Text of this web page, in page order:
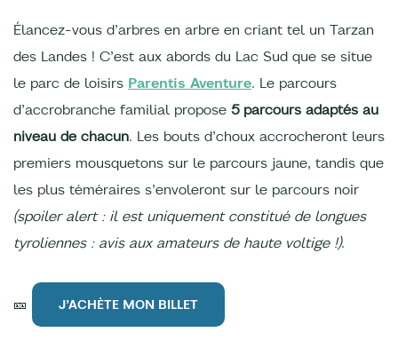
Élancez-vous d’arbres en arbre en criant tel un Tarzan
des Landes ! C’est aux abords du Lac Sud que se situe
le parc de loisirs Parentis Aventure. Le parcours
d’accrobranche familial propose 5 parcours adaptés au
niveau de chacun. Les bouts d’choux accrocheront leurs
premiers mousquetons sur le parcours jaune, tandis que
les plus téméraires s’envoleront sur le parcours noir
(spoiler alert : il est uniquement constitué de longues
tyroliennes : avis aux amateurs de haute voltige !).
🎫 J’ACHÈTE MON BILLET